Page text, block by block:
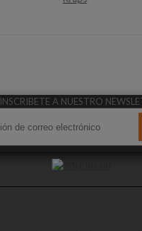
INSCRIBETE A NUESTRO